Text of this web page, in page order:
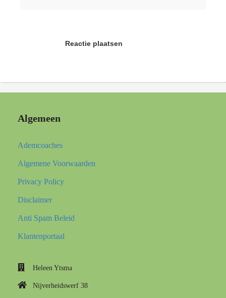
Reactie plaatsen
Algemeen
Ademcoaches
Algemene Voorwaarden
Privacy Policy
Disclaimer
Anti Spam Beleid
Klantenportaal
Heleen Ytsma
Nijverheidswerf 38